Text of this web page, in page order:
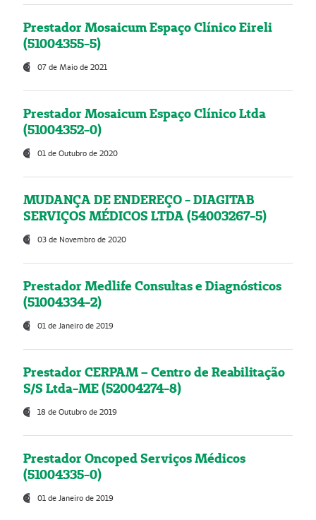
Prestador Mosaicum Espaço Clínico Eireli
(51004355-5)
07 de Maio de 2021
Prestador Mosaicum Espaço Clínico Ltda
(51004352-0)
01 de Outubro de 2020
MUDANÇA DE ENDEREÇO - DIAGITAB
SERVIÇOS MÉDICOS LTDA (54003267-5)
03 de Novembro de 2020
Prestador Medlife Consultas e Diagnósticos
(51004334-2)
01 de Janeiro de 2019
Prestador CERPAM – Centro de Reabilitação
S/S Ltda-ME (52004274-8)
18 de Outubro de 2019
Prestador Oncoped Serviços Médicos
(51004335-0)
01 de Janeiro de 2019